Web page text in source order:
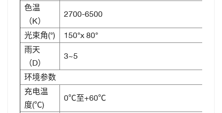
色温
（K）
2700-6500
光束角(°)
150°x 80°
雨天
（D）
3~5
环境参数
充电温
度(℃)
0℃至+60℃